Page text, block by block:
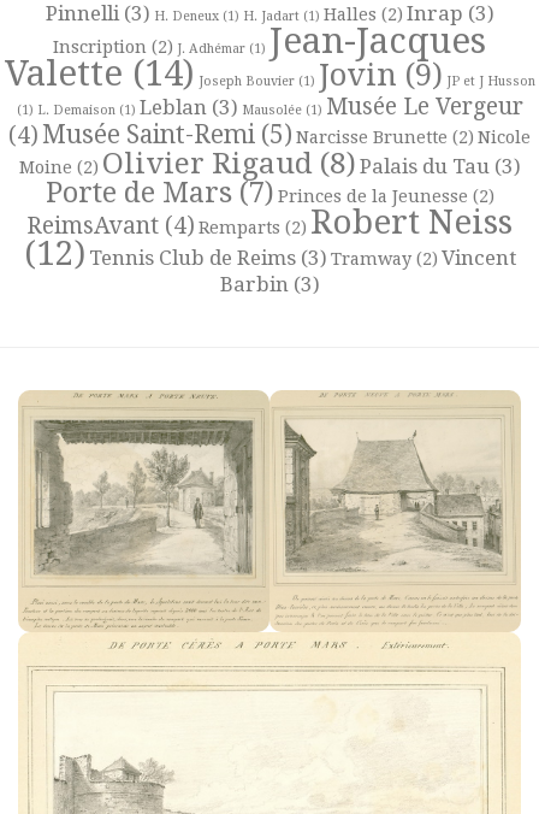
Pinnelli(3) H. Deneux(1) H. Jadart(1) Halles (2) Inrap (3)
Inscription (2) J. Adhémar (1) Jean-Jacques
Valette (14) Joseph Bouvier(1) Jovin (9) JP et J Husson
(1) L. Demaison(1) Leblan(3) Mausolée(1) Musée Le Vergeur
(4) Musée Saint-Remi (5) Narcisse Brunette (2) Nicole
Moine (2) Olivier Rigaud(8) Palais du Tau(3)
Porte de Mars(7) Princes de la Jeunesse (2)
ReimsAvant (4) Remparts (2) Robert Neiss
(12) Tennis Club de Reims(3) Tramway(2) Vincent
Barbin(3)